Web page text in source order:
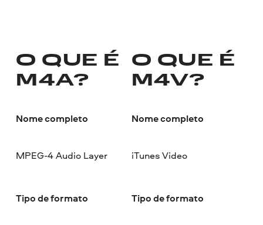
O QUE É
M4A?
Nome completo
MPEG-4 Audio Layer
Tipo de formato
O QUE É
M4V?
Nome completo
iTunes Video
Tipo de formato